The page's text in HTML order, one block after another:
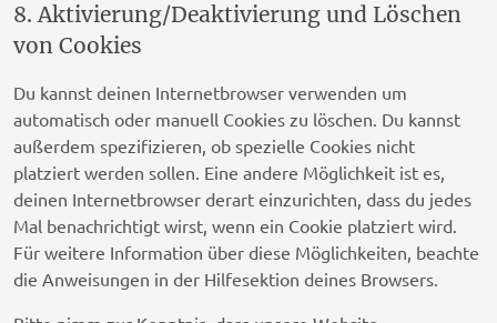
Datenschutz-Bestimmungen
Datenschutz-Bestimmungen
ADMAN - Phaistos Networks, S.A.
Datenschutz-Bestimmungen
Confiant Inc.
Datenschutz-Bestimmungen
8. Aktivierung/Deaktivierung und Löschen
von Cookies
Du kannst deinen Internetbrowser verwenden um
automatisch oder manuell Cookies zu löschen. Du kannst
außerdem spezifizieren, ob spezielle Cookies nicht
platziert werden sollen. Eine andere Möglichkeit ist es,
deinen Internetbrowser derart einzurichten, dass du jedes
Mal benachrichtigt wirst, wenn ein Cookie platziert wird.
Für weitere Information über diese Möglichkeiten, beachte
die Anweisungen in der Hilfesektion deines Browsers.